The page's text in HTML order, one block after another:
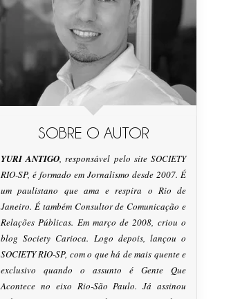
SOBRE O AUTOR
YURI ANTIGO, responsável pelo site SOCIETY
RIO-SP, é formado em Jornalismo desde 2007. É
um paulistano que ama e respira o Rio de
Janeiro. É também Consultor de Comunicação e
Relações Públicas. Em março de 2008, criou o
blog Society Carioca. Logo depois, lançou o
SOCIETY RIO-SP, com o que há de mais quente e
exclusivo quando o assunto é Gente Que
Acontece no eixo Rio-São Paulo. Já assinou